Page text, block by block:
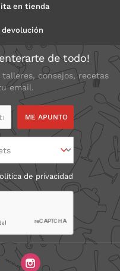
en tienda
devolución
de todo!
consejos, recetas
email.
de privacidad